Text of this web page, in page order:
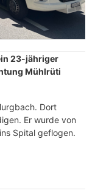
23-jähriger
Mühlrüti
Dort
Er wurde von
Spital geflogen.